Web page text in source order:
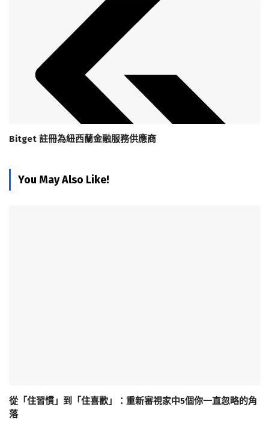
Bitget 註冊為紐西蘭金融服務供應商
You May Also Like!
從「住習慣」到「住喜歡」：重新審視家中5個你一直忽略的角
落